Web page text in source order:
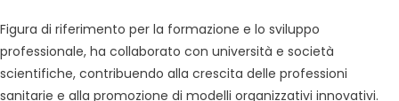
Figura di riferimento per la formazione e lo sviluppo
professionale, ha collaborato con università e società
scientifiche, contribuendo alla crescita delle professioni
sanitarie e alla promozione di modelli organizzativi innovativi.